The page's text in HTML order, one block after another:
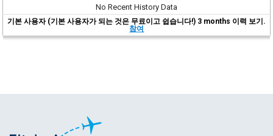
No Recent History Data
기본 사용자 (기본 사용자가 되는 것은 무료이고 쉽습니다!) 3 months 이력 보기.
참여